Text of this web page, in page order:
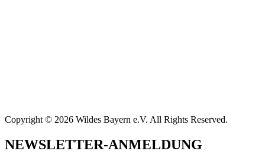
Copyright © 2026 Wildes Bayern e.V. All Rights Reserved.
NEWSLETTER-ANMELDUNG